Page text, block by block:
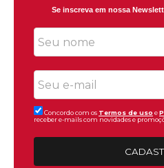
Se inscreva em nossa
Concordo com os Termos de uso e
receber e-mails com novidades e